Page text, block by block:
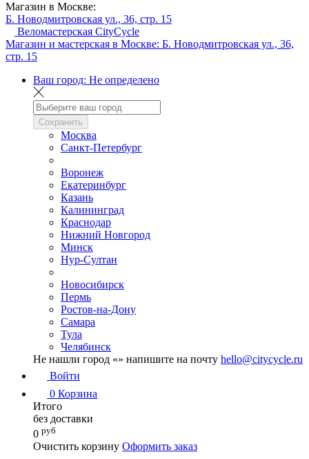
Магазин в Москве:
Б. Новодмитровская ул., 36, стр. 15
Веломастерская CityCycle
Магазин и мастерская в Москве: Б. Новодмитровская ул., 36,
стр. 15
Ваш город: Не определено
Сохранить
Москва
Санкт-Петербург
Воронеж
Екатеринбург
Казань
Калининград
Краснодар
Нижний Новгород
Минск
Нур-Султан
Новосибирск
Пермь
Ростов-на-Дону
Самара
Тула
Челябинск
Не нашли город «» напишите на почту hello@citycycle.ru
Войти
0 Корзина
Итого
без доставки
0 руб
Очистить корзину Оформить заказ